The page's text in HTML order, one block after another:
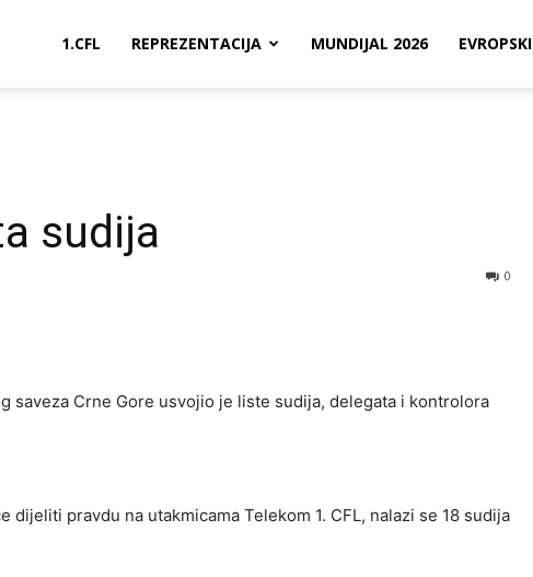
1.CFL REPREZENTACIJA MUNDIJAL 2026 EVROPSKI
sudija
0
saveza Crne Gore usvojio je liste sudija, delegata i kontrolora
dijeliti pravdu na utakmicama Telekom 1. CFL, nalazi se 18 sudija